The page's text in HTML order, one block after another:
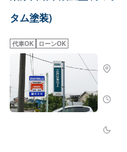
タム塗装)
代車OK ローンOK